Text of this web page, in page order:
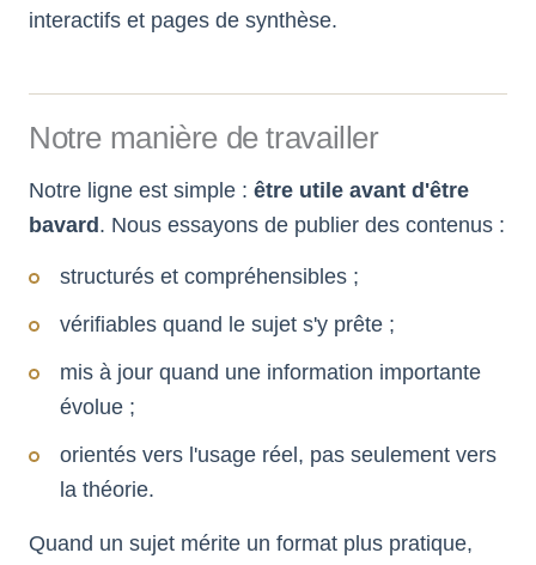
interactifs et pages de synthèse.
Notre manière de travailler
Notre ligne est simple : être utile avant d'être
bavard . Nous essayons de publier des contenus :
structurés et compréhensibles ;
vérifiables quand le sujet s'y prête ;
mis à jour quand une information importante
évolue ;
orientés vers l'usage réel, pas seulement vers
la théorie.
Quand un sujet mérite un format plus pratique,